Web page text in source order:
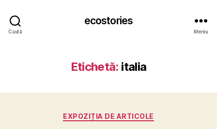
Caută
ecostories
Meniu
Etichetă: italia
Categorii
EXPOZIȚIA DE ARTICOLE